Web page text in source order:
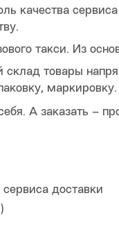
качества
такси. Из
товары
А заказать –
доставки